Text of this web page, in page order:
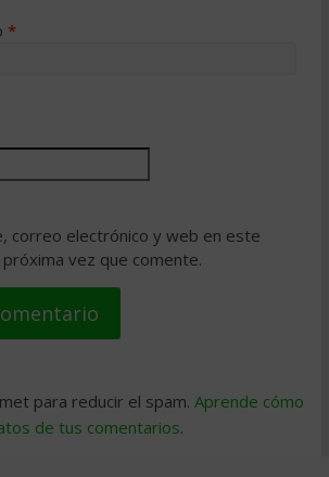
*
correo electrónico y web en este
vez que comente.
para reducir el spam. Aprende cómo
de tus comentarios.